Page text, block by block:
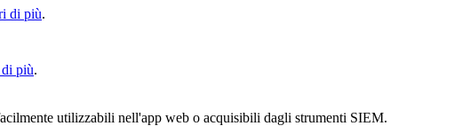
di più.
più.
utilizzabili nell'app web o acquisibili dagli strumenti SIEM.